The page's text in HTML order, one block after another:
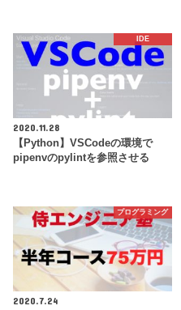
IDE
2020.11.28
【Python】VSCodeの環境で
pipenvのpylintを参照させる
プログラミング
2020.7.24